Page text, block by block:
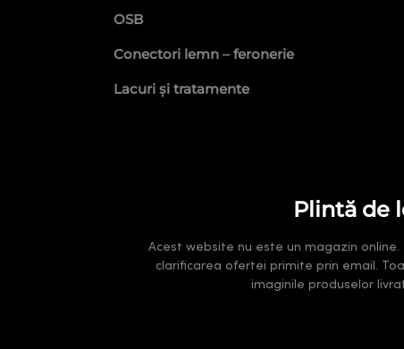
OSB
Conectori lemn – feronerie
Lacuri și tratamente
Plintă de
Acest website nu este un magazin
clarificarea ofertei primite prin email.
imaginile produselor